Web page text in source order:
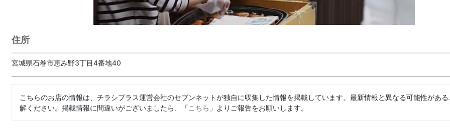
住所
宮城県石巻市恵み野3丁目4番地40
こちらのお店の情報は、チラシプラス運営会社のセブンネットが独自に収集した情報を掲載しています。最新情報と異なる可能性があ
解ください。掲載情報に間違いがございましたら、「こちら 」よりご報告をお願いします。